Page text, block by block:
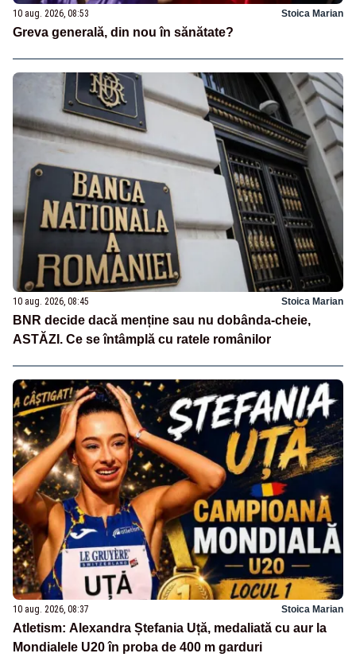
10 aug. 2026, 08:53 Stoica Marian
Greva generală, din nou în sănătate?
10 aug. 2026, 08:45 Stoica Marian
BNR decide dacă menține sau nu dobânda-cheie,
ASTĂZI. Ce se întâmplă cu ratele românilor
10 aug. 2026, 08:37 Stoica Marian
Atletism: Alexandra Ștefania Uță, medaliată cu aur la
Mondialele U20 în proba de 400 m garduri